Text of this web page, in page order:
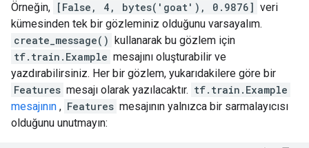
Örneğin, [False, 4, bytes('goat'), 0.9876] veri
kümesinden tek bir gözleminiz olduğunu varsayalım.
create_message() kullanarak bu gözlem için
tf.train.Example mesajını oluşturabilir ve
yazdırabilirsiniz. Her bir gözlem, yukarıdakilere göre bir
Features mesajı olarak yazılacaktır. tf.train.Example
mesajının , Features mesajının yalnızca bir sarmalayıcısı
olduğunu unutmayın: